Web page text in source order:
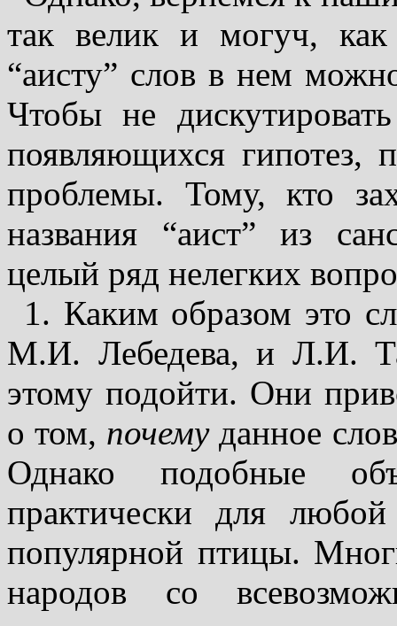
так велик и могуч,
“аисту” слов в нем
Чтобы не
появляющихся гипотез,
проблемы. То­му, кто
названия “аист” из
целый ряд нелегких
1. Каким образом это
М.И. Лебедева, и Л.И.
этому подойти. Они
о том, почемуданное
Однако подобные
практически для
популярной птицы.
народов со